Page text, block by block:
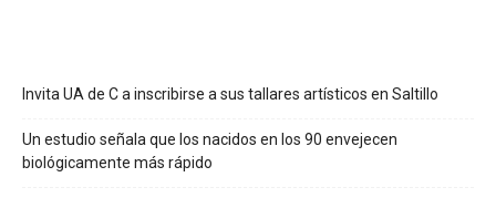
Invita UA de C a inscribirse a sus tallares artísticos en Saltillo
Un estudio señala que los nacidos en los 90 envejecen
biológicamente más rápido